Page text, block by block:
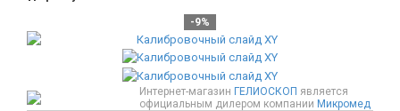
-9%
Интернет-магазин ГЕЛИОСКОП является
официальным дилером компании Микромед